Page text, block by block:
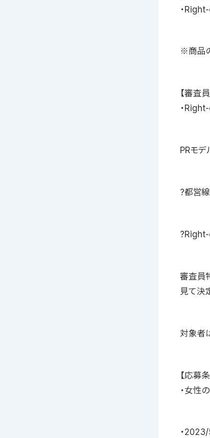
・
※商品
【審査
・
PRモデ
?都営
?Right-
審査員
見て決
対象者
【応募条
・女性
・